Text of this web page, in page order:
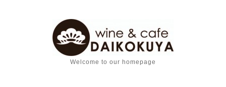
Welcome to our homepage